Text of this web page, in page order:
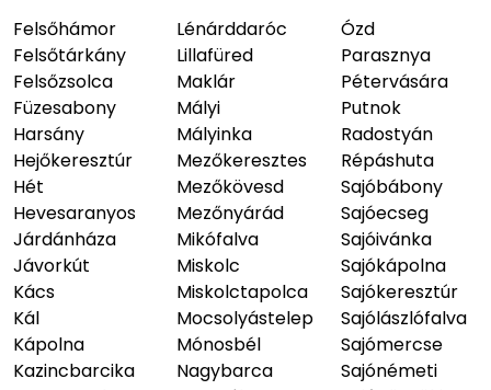
Felsőhámor
Felsőtárkány
Felsőzsolca
Füzesabony
Harsány
Hejőkeresztúr
Hét
Hevesaranyos
Járdánháza
Jávorkút
Kács
Kál
Kápolna
Kazincbarcika
Lénárddaróc
Lillafüred
Maklár
Mályi
Mályinka
Mezőkeresztes
Mezőkövesd
Mezőnyárád
Mikófalva
Miskolc
Miskolctapolca
Mocsolyástelep
Mónosbél
Nagybarca
Ózd
Parasznya
Pétervására
Putnok
Radostyán
Répáshuta
Sajóbábony
Sajóecseg
Sajóivánka
Sajókápolna
Sajókeresztúr
Sajólászlófalva
Sajómercse
Sajónémeti